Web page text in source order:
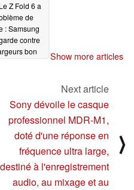
Z Fold 6 a
de
: Samsung
contre
bon
Show more articles
Next article
Sony dévoile le casque
professionnel MDR-M1,
doté d'une réponse en
fréquence ultra large,
destiné à l'enregistrement
audio, au mixage et au
⟩